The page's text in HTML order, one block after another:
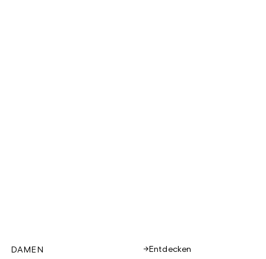
DAMEN Entdecken